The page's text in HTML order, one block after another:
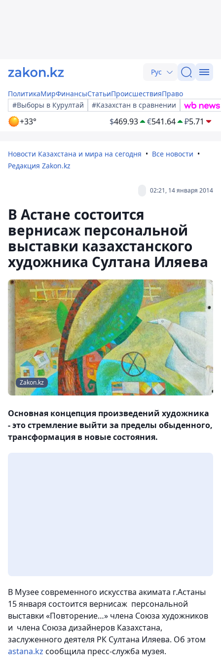
Рус
ПолитикаМирФинансыСтатьиПроисшествияПраво
#Выборы в Курултай
#Казахстан в сравнении
+33° $469.93 €541.64 ₽5.71
Новости Казахстана и мира на сегодня
Все новости
Редакция Zakon.kz
02:21, 14 января 2014
В Астане состоится
вернисаж персональной
выставки казахстанского
художника Султана Иляева
Zakon.kz
Основная концепция произведений художника
- это стремление выйти за пределы обыденного,
трансформация в новые состояния.
В Музее современного искусства акимата г.Астаны
15 января состоится вернисаж персональной
выставки «Повторение…» члена Союза художников
и члена Союза дизайнеров Казахстана,
заслуженного деятеля РК Султана Иляева. Об этом
astana.kz сообщила пресс-служба музея.